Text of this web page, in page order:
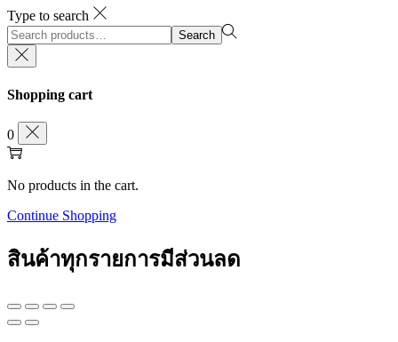
Type to search
Search
for:>
Search
Shopping cart
0
No products in the cart.
Continue Shopping
สินค้าทุกรายการมีส่วนลด